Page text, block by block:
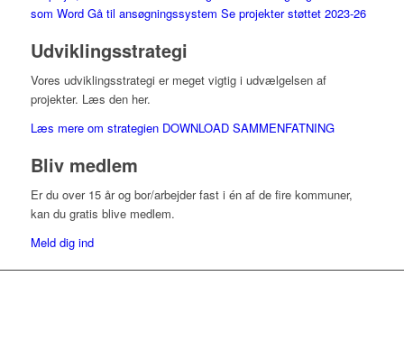
som Word Gå til ansøgningssystem Se projekter støttet 2023-26
Udviklingsstrategi
Vores udviklingsstrategi er meget vigtig i udvælgelsen af
projekter. Læs den her.
Læs mere om strategien DOWNLOAD SAMMENFATNING
Bliv medlem
Er du over 15 år og bor/arbejder fast i én af de fire kommuner,
kan du gratis blive medlem.
Meld dig ind